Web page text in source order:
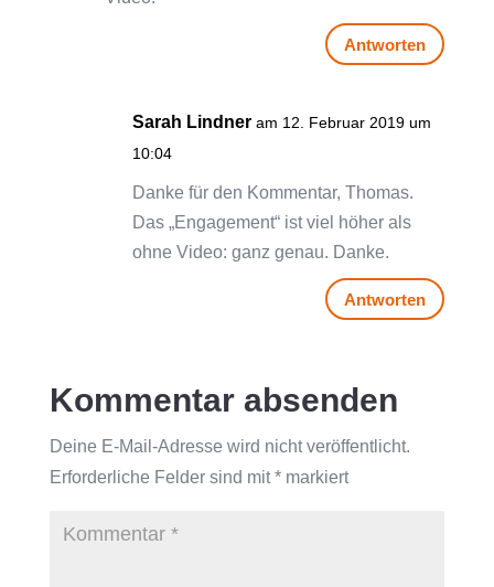
Antworten
Sarah Lindner am 12. Februar 2019 um
10:04
Danke für den Kommentar, Thomas.
Das „Engagement“ ist viel höher als
ohne Video: ganz genau. Danke.
Antworten
Kommentar absenden
Deine E-Mail-Adresse wird nicht veröffentlicht.
Erforderliche Felder sind mit*markiert